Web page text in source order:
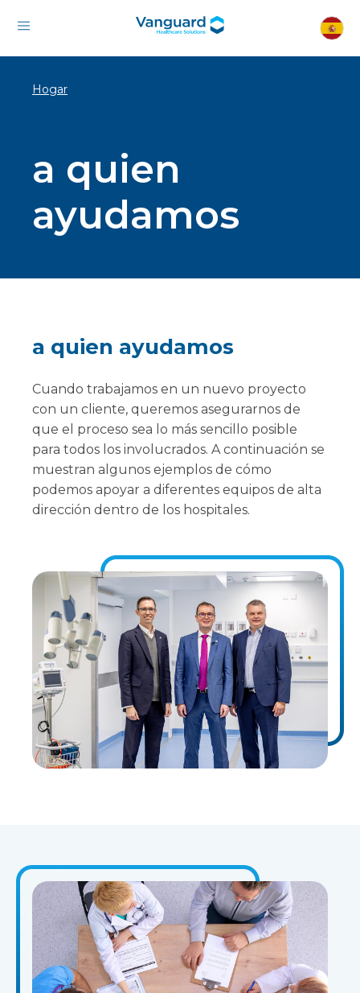
Hogar
a quien
ayudamos
a quien ayudamos
Cuando trabajamos en un nuevo proyecto
con un cliente, queremos asegurarnos de
que el proceso sea lo más sencillo posible
para todos los involucrados. A continuación se
muestran algunos ejemplos de cómo
podemos apoyar a diferentes equipos de alta
dirección dentro de los hospitales.